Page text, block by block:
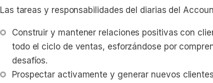
Las tareas y responsabilidades del diarias del
Construir y mantener relaciones positivas con
todo el ciclo de ventas, esforzándose por
desafíos.
Prospectar activamente y generar nuevos